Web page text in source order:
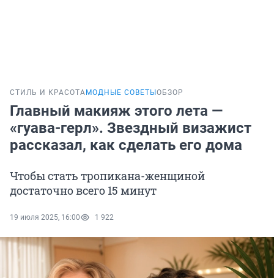
СТИЛЬ И КРАСОТА МОДНЫЕ СОВЕТЫ ОБЗОР
Главный макияж этого лета —
«гуава-герл». Звездный визажист
рассказал, как сделать его дома
Чтобы стать тропикана-женщиной
достаточно всего 15 минут
19 июля 2025, 16:00 1 922